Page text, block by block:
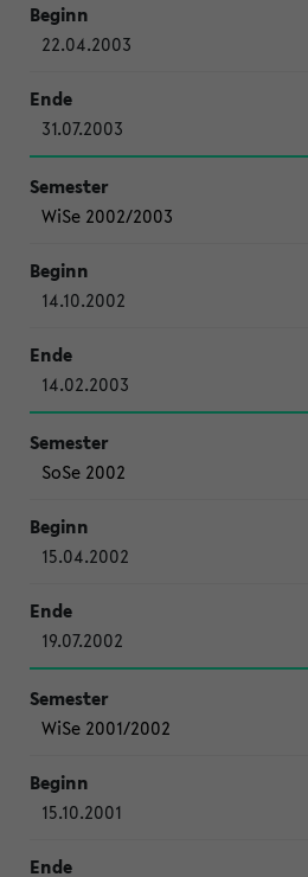
22.04.2003
31.07.2003
WiSe 2002/2003
14.10.2002
14.02.2003
SoSe 2002
15.04.2002
19.07.2002
WiSe 2001/2002
15.10.2001